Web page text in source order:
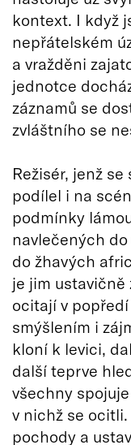
kontext. I když
nepřátelském
a vražděni
jednotce
záznamů se
zvláštního se
Režisér, jenž
podílel i na
podmínky
navlečených
do žhavých
je jim ustavičně
ocitají v
smýšlením i
kloní k levici,
další teprve
všechny
v nichž se
pochody a